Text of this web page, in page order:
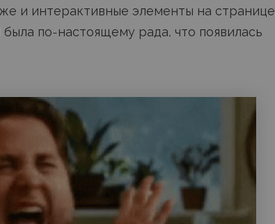
и интерактивные элементы на странице.
по-настоящему рада, что появилась